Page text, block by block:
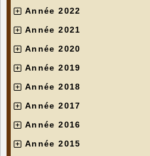
Année 2022
Année 2021
Année 2020
Année 2019
Année 2018
Année 2017
Année 2016
Année 2015